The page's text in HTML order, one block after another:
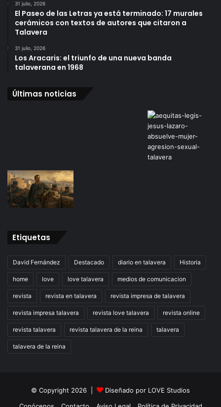
31 julio, 2026
El Paseo de las Letras ya está terminado: 17 murales
cerámicos con textos de autores que citaron a
Talavera
31 julio, 2026
Los Aracaris: el triunfo de una nueva banda
talaverana en 1968
Últimas noticias
Etiquetas
David Fernández Destacado diario en talavera Historia
home love love talavera medios de comunicacion
revista revista en talavera revista impresa de talavera
revista impresa talavera revista love talavera revista online
revista talavera revista talavera de la reina talavera
talavera de la reina
© Copyright 2026 | Diseñado por LOVE Studios